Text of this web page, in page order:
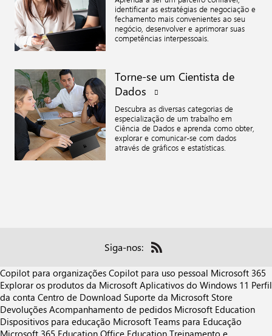
identificar as estratégias de negociação e
fechamento mais convenientes ao seu
negócio, desenvolver e aprimorar suas
competências interpessoais.
Torne-se um Cientista de
Dados
Descubra as diversas categorias de
especialização de um trabalho em
Ciência de Dados e aprenda como obter,
explorar e comunicar-se com dados
através de gráficos e estatísticas.
Siga-nos:
Check
out
on
RSS
Copilot para organizações Copilot para uso pessoal Microsoft 365
Explorar os produtos da Microsoft Aplicativos do Windows 11 Perfil
da conta Centro de Download Suporte da Microsoft Store
Devoluções Acompanhamento de pedidos Microsoft Education
Dispositivos para educação Microsoft Teams para Educação
Microsoft 365 Education Office Education Treinamento e